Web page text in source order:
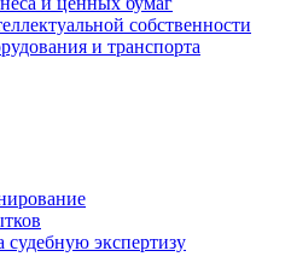
собственности
и транспорта
судебную экспертизу